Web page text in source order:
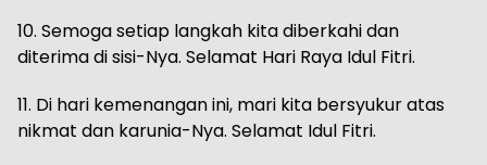
10. Semoga setiap langkah kita diberkahi dan
diterima di sisi-Nya. Selamat Hari Raya Idul Fitri.
11. Di hari kemenangan ini, mari kita bersyukur atas
nikmat dan karunia-Nya. Selamat Idul Fitri.